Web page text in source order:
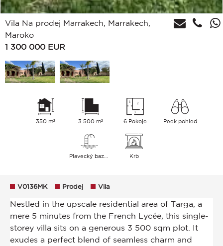
Vila Na prodej Marrakech, Marrakech,
Maroko
1 300 000 EUR
350 m² 3 500 m² 6 Pokoje Peek pohled
Krb
V0136MK Prodej Vila